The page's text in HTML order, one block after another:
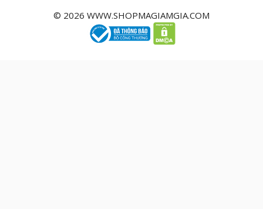
© 2026 WWW.SHOPMAGIAMGIA.COM